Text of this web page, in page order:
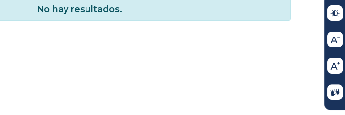
No hay resultados.